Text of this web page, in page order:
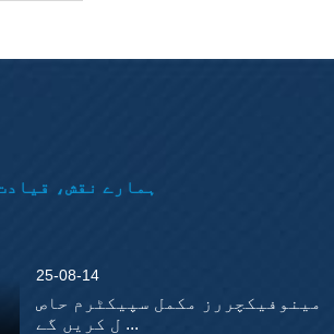
ہمارے نقش،
25-08-14
مینوفیکچررز مکمل سپیکٹرم حاص
ل کریں گے ...